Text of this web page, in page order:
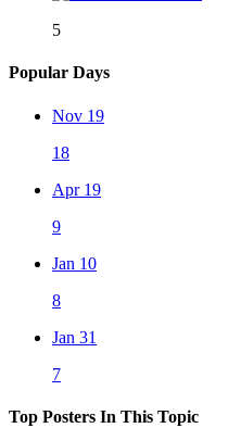
5
Popular Days
Nov 19
18
Apr 19
9
Jan 10
8
Jan 31
7
Top Posters In This Topic